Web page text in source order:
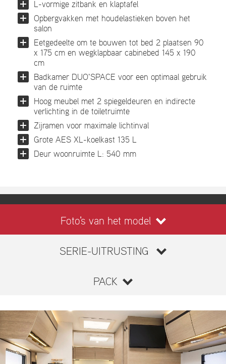
L-vormige zitbank en klaptafel
Opbergvakken met houdelastieken boven het
salon
Eetgedeelte om te bouwen tot bed 2 plaatsen 90
x 175 cm en wegklapbaar cabinebed 145 x 190
cm
Badkamer DUO'SPACE voor een optimaal gebruik
van de ruimte
Hoog meubel met 2 spiegeldeuren en indirecte
verlichting in de toiletruimte
Zijramen voor maximale lichtinval
Grote AES XL-koelkast 135 L
Deur woonruimte L: 540 mm
Foto's van het model
SERIE-UITRUSTING
PACK